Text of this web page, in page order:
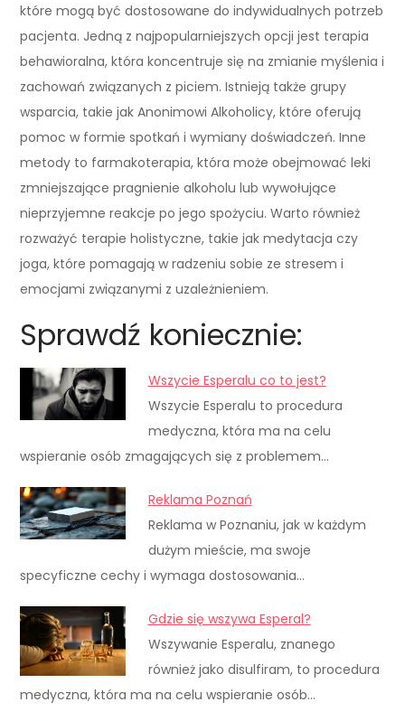
które mogą być dostosowane do indywidualnych potrzeb
pacjenta. Jedną z najpopularniejszych opcji jest terapia
behawioralna, która koncentruje się na zmianie myślenia i
zachowań związanych z piciem. Istnieją także grupy
wsparcia, takie jak Anonimowi Alkoholicy, które oferują
pomoc w formie spotkań i wymiany doświadczeń. Inne
metody to farmakoterapia, która może obejmować leki
zmniejszające pragnienie alkoholu lub wywołujące
nieprzyjemne reakcje po jego spożyciu. Warto również
rozważyć terapie holistyczne, takie jak medytacja czy
joga, które pomagają w radzeniu sobie ze stresem i
emocjami związanymi z uzależnieniem.
Sprawdź koniecznie:
Wszycie Esperalu co to jest?
Wszycie Esperalu to procedura
medyczna, która ma na celu
wspieranie osób zmagających się z problemem…
Reklama Poznań
Reklama w Poznaniu, jak w każdym
dużym mieście, ma swoje
specyficzne cechy i wymaga dostosowania…
Gdzie się wszywa Esperal?
Wszywanie Esperalu, znanego
również jako disulfiram, to procedura
medyczna, która ma na celu wspieranie osób…